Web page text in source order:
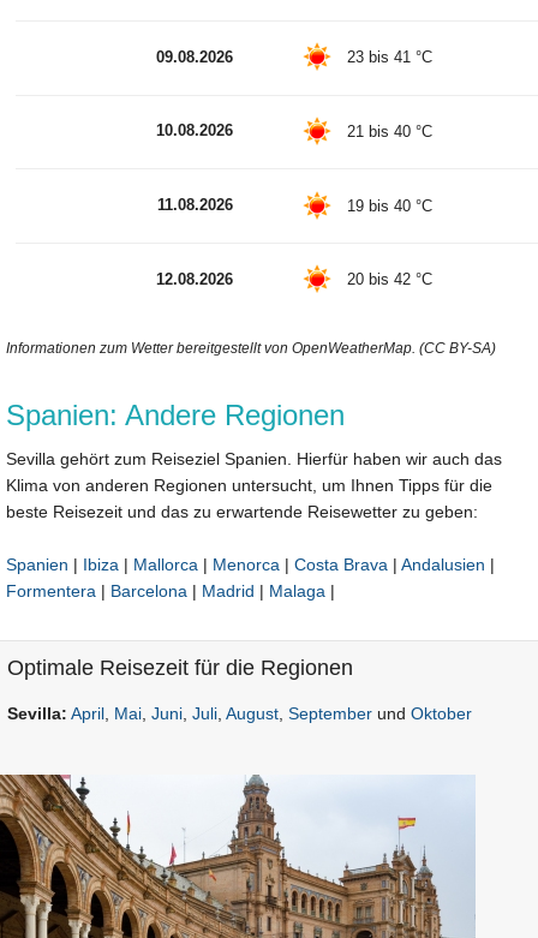
09.08.2026 23 bis 41 °C
10.08.2026 21 bis 40 °C
11.08.2026 19 bis 40 °C
12.08.2026 20 bis 42 °C
Informationen zum Wetter bereitgestellt von OpenWeatherMap. (CC BY-SA)
Spanien: Andere Regionen
Sevilla gehört zum Reiseziel Spanien. Hierfür haben wir auch das
Klima von anderen Regionen untersucht, um Ihnen Tipps für die
beste Reisezeit und das zu erwartende Reisewetter zu geben:
Spanien | Ibiza | Mallorca | Menorca | Costa Brava | Andalusien |
Formentera | Barcelona | Madrid | Malaga |
Optimale Reisezeit für die Regionen
Sevilla: April Mai Juni Juli August September und Oktober